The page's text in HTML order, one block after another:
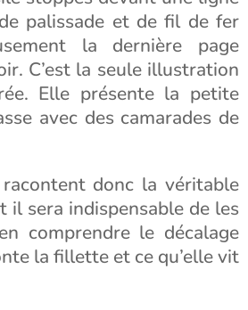
palissade et de fil de fer
la dernière page
C’est la seule illustration
Elle présente la petite
avec des camarades de
donc la véritable
il sera indispensable de les
comprendre le décalage
la fillette et ce qu’elle vit